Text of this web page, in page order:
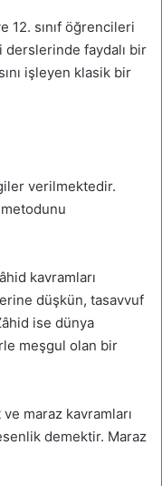
12. sınıf öğrencileri
derslerinde faydalı bir
işleyen klasik bir
verilmektedir.
metodunu
kavramları
düşkün, tasavvuf
ise dünya
meşgul olan bir
maraz kavramları
demektir. Maraz